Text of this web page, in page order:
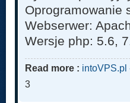
Oprogramowanie
Webserwer:
Wersje php: 5.6,
Read more : intoVPS.pl
3